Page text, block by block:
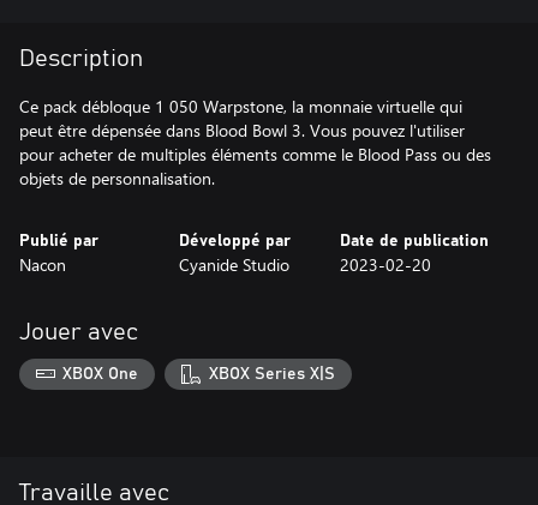
Description
Ce pack débloque 1 050 Warpstone, la monnaie virtuelle qui
peut être dépensée dans Blood Bowl 3. Vous pouvez l'utiliser
pour acheter de multiples éléments comme le Blood Pass ou des
objets de personnalisation.
Publié par
Nacon
Développé par
Cyanide Studio
Date de publication
2023-02-20
Jouer avec
XBOX One XBOX Series X|S
Travaille avec